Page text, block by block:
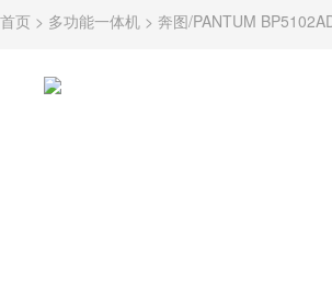
首页 > 多功能一体机 > 奔图/PANTUM